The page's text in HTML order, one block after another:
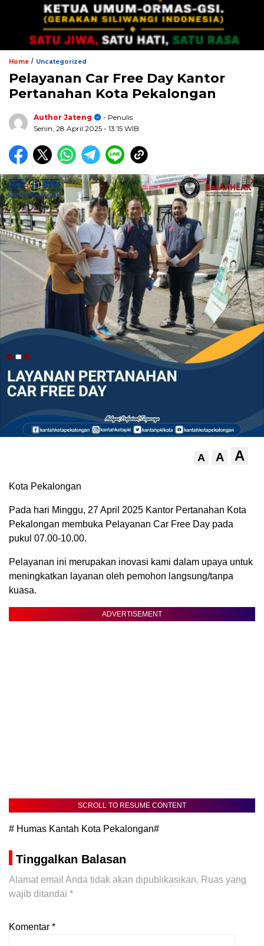
Home / Uncategorized
Pelayanan Car Free Day Kantor
Pertanahan Kota Pekalongan
Author Jateng
- Penulis
Senin, 28 April 2025 - 13:15 WIB
A A A
Kota Pekalongan
Pada hari Minggu, 27 April 2025 Kantor Pertanahan Kota
Pekalongan membuka Pelayanan Car Free Day pada
pukul 07.00-10.00.
Pelayanan ini merupakan inovasi kami dalam upaya untuk
meningkatkan layanan oleh pemohon langsung/tanpa
kuasa.
ADVERTISEMENT
SCROLL TO RESUME CONTENT
# Humas Kantah Kota Pekalongan#
Tinggalkan Balasan
Alamat email Anda tidak akan dipublikasikan. Ruas yang
wajib ditandai *
Komentar *